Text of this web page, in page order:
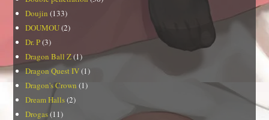
Doujin (133)
DOUMOU(2)
Dr. P(3)
Dragon Ball Z(1)
Dragon Quest IV(1)
Dragon's Crown (1)
Dream Halls(2)
Drogas(11)